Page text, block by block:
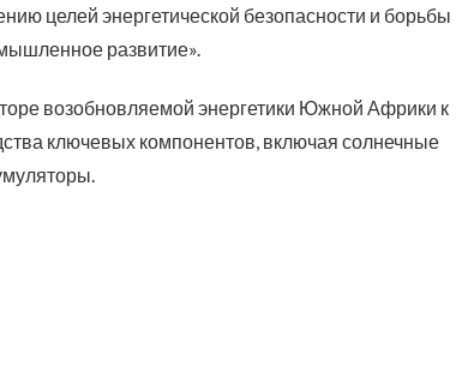
целей энергетической безопасности и борьбы
развитие».
возобновляемой энергетики Южной Африки к
ключевых компонентов, включая солнечные